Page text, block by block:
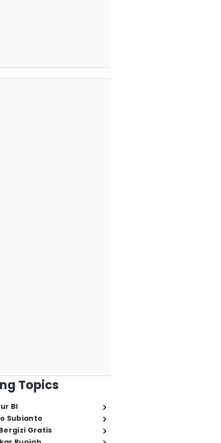
Topics
BI
Subianto
Gratis